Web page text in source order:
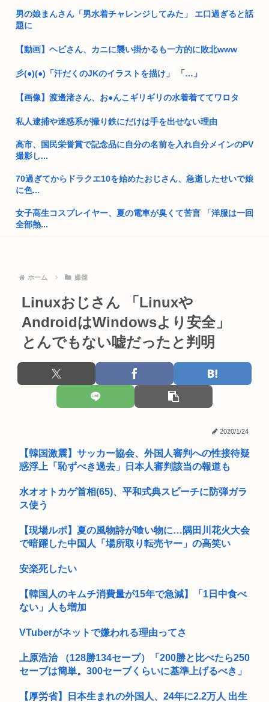
100万すら貯金が無い奴が半数もいるとか貧困国過ぎないか？
んの？
ぼく婚活パーティに参加、女性参加者4人で参加費5000円、結
進次郎「辺野古の事故ガー!」 記者「米兵がレ●プしました
高市政権の消費税減税に反対している9人の自民党議員が全て
独身弱男、お盆のスーパーで大失態www
遊して...
阿波おどりで女性のカラダを強調した動画が拡散されてるらし
い！許せ...
日本人「失われた30年ヤバいだろ…貧乏になりすぎ…もう愛国
保守を...
中国さん、日本に対しあまりにも酷い暴言を放つ 「侵略戦争仕
掛けた...
【大阪】58歳日本人男性の、80歳母の腹を踏みつけ肋骨8本を
た後...
男の娘まんさん「男水着チャレンジしてみた」 エ口過ぎると話
題に
【動画】ヘビさん、カニに襲い掛かるも一方的に敗北www
彡(●)(●)「汗だくのJKのイラストを描け」 「…」
【画像】渡邊渚さん、お●んこギリギリの水着着ててワロタ
私人逮捕や迷惑系が撮り鉄にだけは手を出せない理由
高市、国民栄誉賞で記念品に自分の名前を入れ自分メインのPV
撮影し...
70過ぎてからドラクエ10を始めたおじさん、急逝したせいで娘
に色...
女子高生コスプレイヤー、夏の電車が臭くて苦言 「洋服は一回
全部熱...
【悲報】グエン、またまたまたまたまたまた逮捕www
漫画・ゲーム・アニメで酷いと思った後付けある？
ひろゆきの妻・西村ゆかさん 離婚を提示
米津玄師さん、絵はプロレベルだった！！！
【画像悲報】吉野家の新メニュー「極旨ステーキ定食(1498
【朗報】二代目火影と戦って行方不明になっていた仲間が帰っ
てきた
AIに「ドラクエ5の昔風アニメを作って」と命令してできた作
樹里と中学生のカーセクロス完全版。新事実発見した。
ヤバい、日本の「盆踊り」が外人にバレた 渋谷のど真ん中で行
われた...
はっきり言って高卒や中卒よりも、いい歳して独身のほうが恥
ずかしい...
最近うんこめっちゃ細くて草
ホーム 嫌儲
Linuxおじさん 「Linuxや
AndroidはWindowsより安全」
とんでもない嘘だったと判明
2020/1/24
【韓国激震】サッカー協会、外国人審判への性接待疑
惑浮上「恥ずべき過去」日本人審判該当の報道も
水オオトカゲ首相(65)、平和式典スピーチに防弾ガラ
ス使う
【現場ルポ】夏の風物詩が喰い物に…隅田川花火大会
で暗躍した中国人「場所取り転売ヤー」の高笑い
安楽死したい
【韓国人のキムチ消費量が15年で急減】「1日中食べ
ない」人も増加
VTuberがネットで嫌われる理由ってさ
上原浩治 （128勝134セーブ）「200勝と比べたら250
セーブは簡単。300セーブくらいに基準上げるべき」
【厚労省】日本生まれの外国人、24年に2.2万人 出生